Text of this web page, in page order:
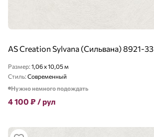
AS Creation Sylvana (Сильвана) 8921-33
Размер: 1,06 x 10,05 м
Стиль: Современный
Нужно немного подождать
4 100 ₽ / рул